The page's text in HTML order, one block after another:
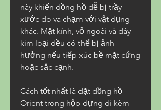
này khiến đồng hồ dễ bị trầy
xước do va chạm với vật dụng
khác. Mặt kính, vỏ ngoài và dây
kim loại đều có thể bị ảnh
hưởng nếu tiếp xúc bề mặt cứng
hoặc sắc cạnh.
Cách tốt nhất là đặt đồng hồ
Orient trong hộp đựng đi kèm